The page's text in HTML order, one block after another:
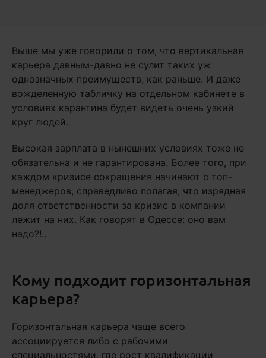
Выше мы уже говорили о том, что вертикальная
карьера давным-давно не сулит таких уж
однозначных преимуществ, как раньше. И даже
вожделенную табличку на отдельном кабинете в
условиях карантина будет видеть очень узкий
круг людей.
Высокая зарплата в нынешних условиях тоже не
обязательна и не гарантирована. Более того, при
каждом кризисе сокращения начинают с топ-
менеджеров, справедливо полагая, что изрядная
доля ответственности за кризис в компании
лежит на них. Как говорят в Одессе: оно вам
надо?!..
Кому подходит горизонтальная
карьера?
Горизонтальная карьера чаще всего
ассоциируется либо с рабочими
специальностями, где рост квалификации